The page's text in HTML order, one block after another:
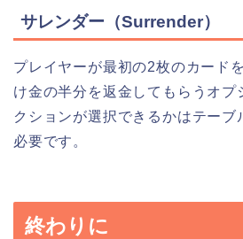
サレンダー（Surrender）
プレイヤーが最初の2枚のカード
け金の半分を返金してもらうオプ
クションが選択できるかはテーブ
必要です。
終わりに